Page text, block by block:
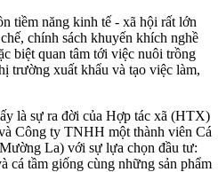
tiềm năng kinh tế - xã hội rất lớn
chính sách khuyến khích nghề
biệt quan tâm tới việc nuôi trồng
trường xuất khẩu và tạo việc làm,
là sự ra đời của Hợp tác xã (HTX)
Công ty TNHH một thành viên Cá
La) với sự lựa chọn đầu tư:
cá tầm giống cùng những sản phẩm